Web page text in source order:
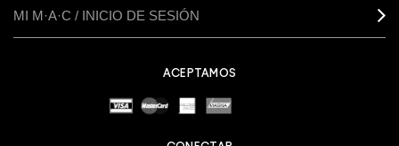
MI M·A·C / INICIO DE SESIÓN
ACEPTAMOS